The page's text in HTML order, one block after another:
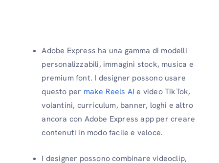
Adobe Express ha una gamma di modelli
personalizzabili, immagini stock, musica e
premium font. I designer possono usare
questo per make Reels AI e video TikTok,
volantini, curriculum, banner, loghi e altro
ancora con Adobe Express app per creare
contenuti in modo facile e veloce.
I designer possono combinare videoclip,